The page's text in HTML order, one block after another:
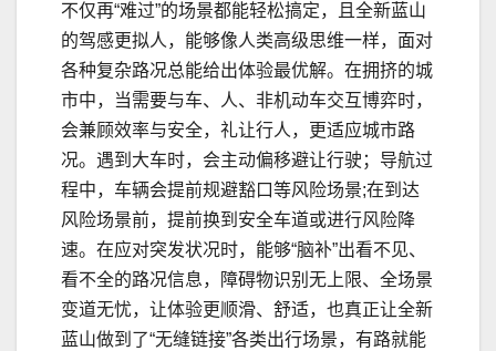
不仅再“难过”的场景都能轻松搞定，且全新蓝山
的驾感更拟人，能够像人类高级思维一样，面对
各种复杂路况总能给出体验最优解。在拥挤的城
市中，当需要与车、人、非机动车交互博弈时，
会兼顾效率与安全，礼让行人，更适应城市路
况。遇到大车时，会主动偏移避让行驶；导航过
程中，车辆会提前规避豁口等风险场景;在到达
风险场景前，提前换到安全车道或进行风险降
速。在应对突发状况时，能够“脑补”出看不见、
看不全的路况信息，障碍物识别无上限、全场景
变道无忧，让体验更顺滑、舒适，也真正让全新
蓝山做到了“无缝链接”各类出行场景，有路就能